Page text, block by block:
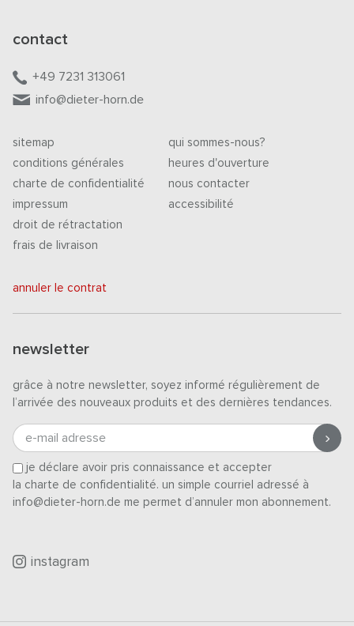
contact
+49 7231 313061
info@dieter-horn.de
sitemap
conditions générales
charte de confidentialité
impressum
droit de rétractation
frais de livraison
qui sommes-nous?
heures d'ouverture
nous contacter
accessibilité
annuler le contrat
newsletter
grâce à notre newsletter, soyez informé régulièrement de
l’arrivée des nouveaux produits et des dernières tendances.
e-mail adresse
je déclare avoir pris connaissance et accepter
la charte de confidentialité. un simple courriel adressé à
info@dieter-horn.de me permet d’annuler mon abonnement.
instagram